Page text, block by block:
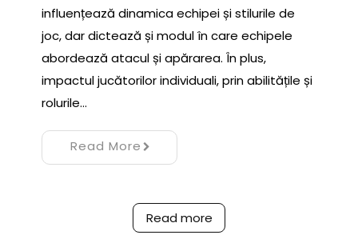
influențează dinamica echipei și stilurile de
joc, dar dictează și modul în care echipele
abordează atacul și apărarea. În plus,
impactul jucătorilor individuali, prin abilitățile și
rolurile…
Read More
Read more